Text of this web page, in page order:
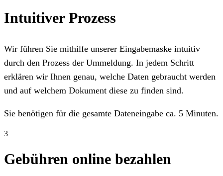
Intuitiver Prozess
Wir führen Sie mithilfe unserer Eingabemaske intuitiv
durch den Prozess der Ummeldung. In jedem Schritt
erklären wir Ihnen genau, welche Daten gebraucht werden
und auf welchem Dokument diese zu finden sind.
Sie benötigen für die gesamte Dateneingabe ca. 5 Minuten.
3
Gebühren online bezahlen